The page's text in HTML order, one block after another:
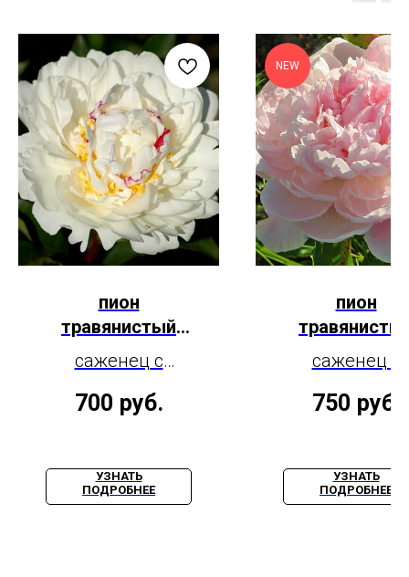
пион
травянистый
саженец с
закрытой
корневой
почек
700 руб.
УЗНАТЬ
ПОДРОБНЕЕ
NEW
пион
Вилсон
саженец с
закрытой
корневой
почек
750 руб.
УЗНАТЬ
ПОДРОБНЕЕ